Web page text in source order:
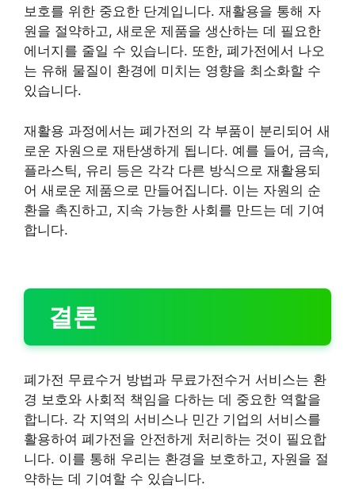
보호를 위한 중요한 단계입니다. 재활용을 통해 자
원을 절약하고, 새로운 제품을 생산하는 데 필요한
에너지를 줄일 수 있습니다. 또한, 폐가전에서 나오
는 유해 물질이 환경에 미치는 영향을 최소화할 수
있습니다.
재활용 과정에서는 폐가전의 각 부품이 분리되어 새
로운 자원으로 재탄생하게 됩니다. 예를 들어, 금속,
플라스틱, 유리 등은 각각 다른 방식으로 재활용되
어 새로운 제품으로 만들어집니다. 이는 자원의 순
환을 촉진하고, 지속 가능한 사회를 만드는 데 기여
합니다.
결론
폐가전 무료수거 방법과 무료가전수거 서비스는 환
경 보호와 사회적 책임을 다하는 데 중요한 역할을
합니다. 각 지역의 서비스나 민간 기업의 서비스를
활용하여 폐가전을 안전하게 처리하는 것이 필요합
니다. 이를 통해 우리는 환경을 보호하고, 자원을 절
약하는 데 기여할 수 있습니다.